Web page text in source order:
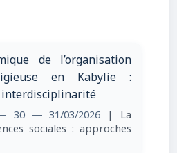
de l’organisation
en Kabylie :
30 — 31/03/2026 | La
sociales : approches